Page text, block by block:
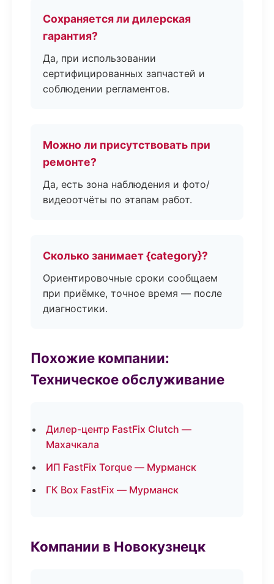
Сохраняется ли дилерская
гарантия?
Да, при использовании
сертифицированных запчастей и
соблюдении регламентов.
Можно ли присутствовать при
ремонте?
Да, есть зона наблюдения и фото/
видеоотчёты по этапам работ.
Сколько занимает {category}?
Ориентировочные сроки сообщаем
при приёмке, точное время — после
диагностики.
Похожие компании:
Техническое обслуживание
Дилер-центр FastFix Clutch —
Махачкала
ИП FastFix Torque — Мурманск
ГК Box FastFix — Мурманск
Компании в Новокузнецк